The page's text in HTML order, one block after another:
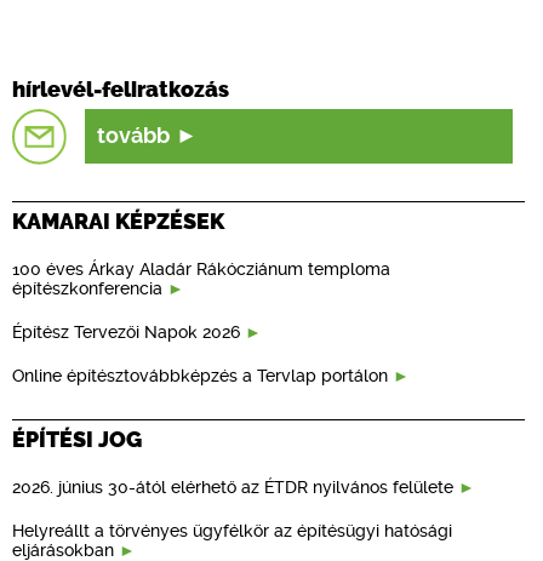
hírlevél-feliratkozás
tovább
KAMARAI KÉPZÉSEK
100 éves Árkay Aladár Rákócziánum temploma
építészkonferencia
Építész Tervezői Napok 2026
Online építésztovábbképzés a Tervlap portálon
ÉPÍTÉSI JOG
2026. június 30-ától elérhető az ÉTDR nyilvános felülete
Helyreállt a törvényes ügyfélkör az építésügyi hatósági
eljárásokban